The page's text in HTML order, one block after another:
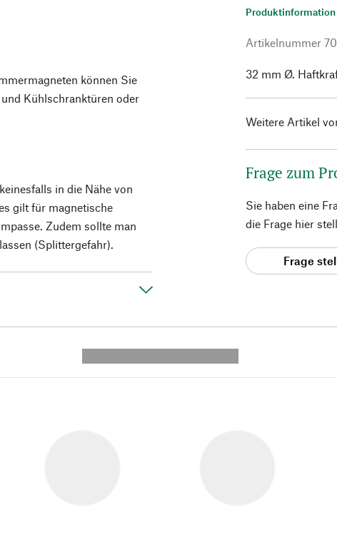
können Sie
Kühlschranktüren oder
in die Nähe von
gilt für magnetische
Zudem sollte man
(Splittergefahr).
Produktinformation
Artikelnummer
32 mm Ø.
Weitere Artikel
Frage zum
Sie haben eine
die Frage hier
Frage